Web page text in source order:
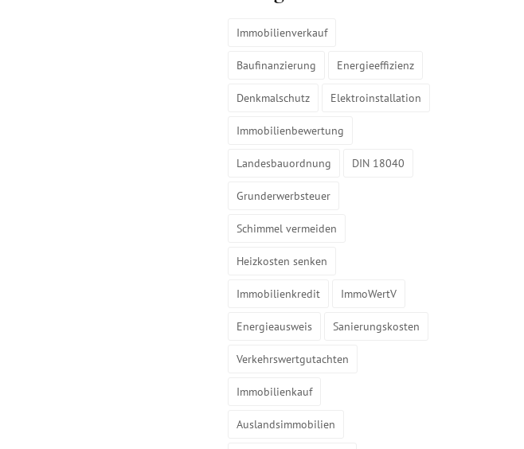
Immobilienverkauf
Baufinanzierung Energieeffizienz
Denkmalschutz Elektroinstallation
Immobilienbewertung
Landesbauordnung DIN 18040
Grunderwerbsteuer
Schimmel vermeiden
Heizkosten senken
Immobilienkredit ImmoWertV
Energieausweis Sanierungskosten
Verkehrswertgutachten
Immobilienkauf
Auslandsimmobilien